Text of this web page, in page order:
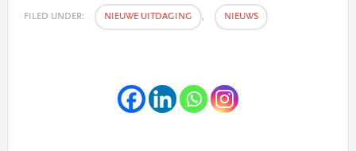
FILED UNDER: NIEUWE UITDAGING , NIEUWS